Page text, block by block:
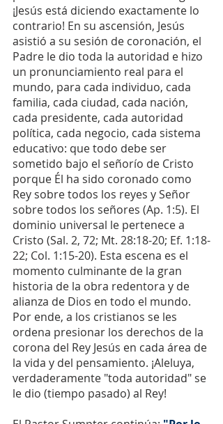
¡Jesús está diciendo exactamente lo
contrario! En su ascensión, Jesús
asistió a su sesión de coronación, el
Padre le dio toda la autoridad e hizo
un pronunciamiento real para el
mundo, para cada individuo, cada
familia, cada ciudad, cada nación,
cada presidente, cada autoridad
política, cada negocio, cada sistema
educativo: que todo debe ser
sometido bajo el señorío de Cristo
porque Él ha sido coronado como
Rey sobre todos los reyes y Señor
sobre todos los señores (Ap. 1:5). El
dominio universal le pertenece a
Cristo (Sal. 2, 72; Mt. 28:18-20; Ef. 1:18-
22; Col. 1:15-20). Esta escena es el
momento culminante de la gran
historia de la obra redentora y de
alianza de Dios en todo el mundo.
Por ende, a los cristianos se les
ordena presionar los derechos de la
corona del Rey Jesús en cada área de
la vida y del pensamiento. ¡Aleluya,
verdaderamente "toda autoridad" se
le dio (tiempo pasado) al Rey!